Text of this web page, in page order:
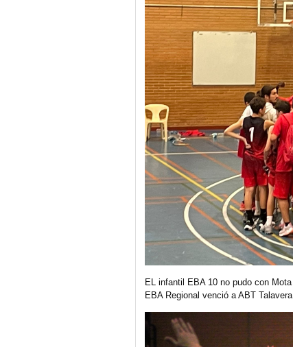
EL infantil EBA 10 no pudo con
EBA Regional venció a ABT